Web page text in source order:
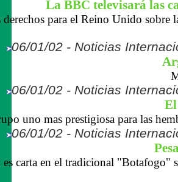
La BBC televisará las
para el Reino Unido sobre
06/01/02 - Noticias
06/01/02 - Noticias
uno mas prestigiosa para las
06/01/02 - Noticias
carta en el tradicional "Botafogo"